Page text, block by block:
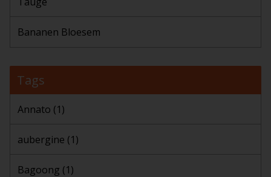
Bananen Bloesem
Tags
Annato (1)
aubergine (1)
Bagoong (1)